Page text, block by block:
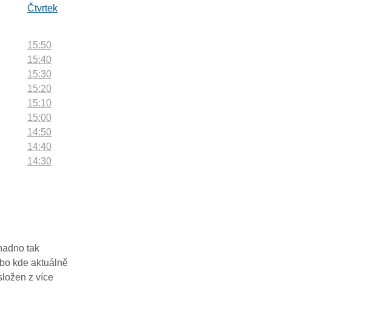
Čtvrtek
15:50
15:40
15:30
15:20
15:10
15:00
14:50
14:40
14:30
13:30
13:20
13:10
tak
kde aktuálně
z více